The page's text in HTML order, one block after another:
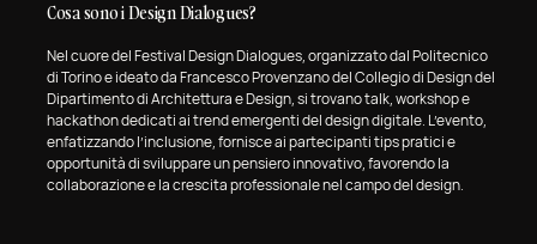
Cosa sono i Design Dialogues?
Nel cuore del Festival Design Dialogues, organizzato dal Politecnico
di Torino e ideato da Francesco Provenzano del Collegio di Design del
Dipartimento di Architettura e Design, si trovano talk, workshop e
hackathon dedicati ai trend emergenti del design digitale. L’evento,
enfatizzando l’inclusione, fornisce ai partecipanti tips pratici e
opportunità di sviluppare un pensiero innovativo, favorendo la
collaborazione e la crescita professionale nel campo del design.